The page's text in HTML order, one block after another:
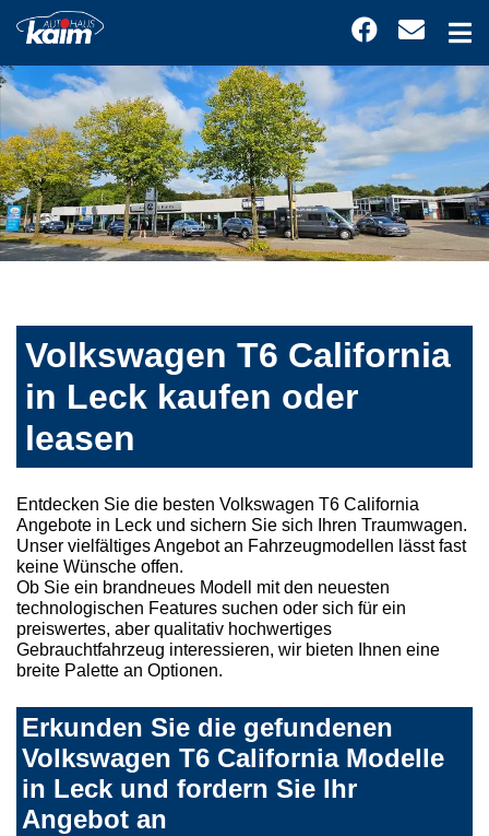
Volkswagen T6 California
in Leck kaufen oder
leasen
Entdecken Sie die besten Volkswagen T6 California
Angebote in Leck und sichern Sie sich Ihren Traumwagen.
Unser vielfältiges Angebot an Fahrzeugmodellen lässt fast
keine Wünsche offen.
Ob Sie ein brandneues Modell mit den neuesten
technologischen Features suchen oder sich für ein
preiswertes, aber qualitativ hochwertiges
Gebrauchtfahrzeug interessieren, wir bieten Ihnen eine
breite Palette an Optionen.
Erkunden Sie die gefundenen
Volkswagen T6 California Modelle
in Leck und fordern Sie Ihr
Angebot an